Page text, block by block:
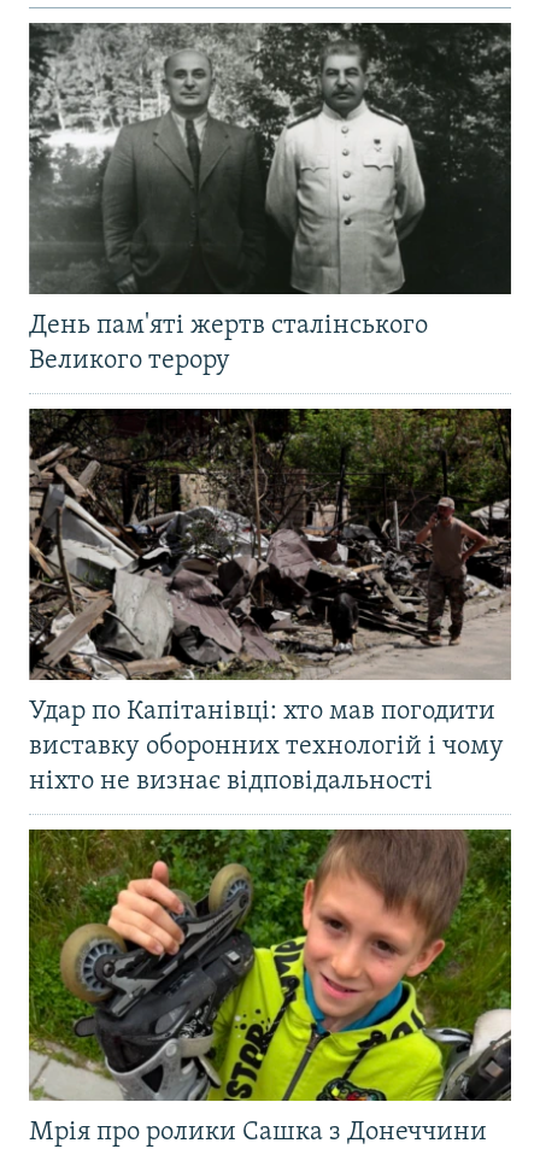
День пам'яті жертв сталінського
Великого терору
Удар по Капітанівці: хто мав погодити
виставку оборонних технологій і чому
ніхто не визнає відповідальності
Мрія про ролики Сашка з Донеччини